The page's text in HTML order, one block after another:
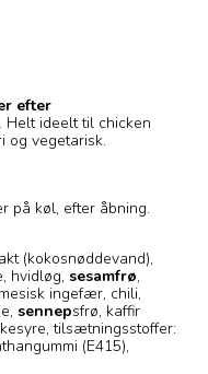
efter
Helt ideelt til chicken
og vegetarisk.
på køl, efter åbning.
(kokosnøddevand),
hvidløg, sesamfrø,
ingefær, chili,
sennepsfrø, kaffir
tilsætningsstoffer:
(E415),